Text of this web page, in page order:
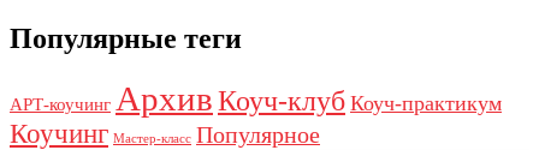
Популярные теги
АРТ-коучинг АрхивКоуч-клуб Коуч-практикум
Коучинг Мастер-класс Популярное